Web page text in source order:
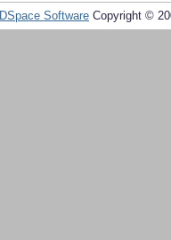
DSpace Software Copyright ©